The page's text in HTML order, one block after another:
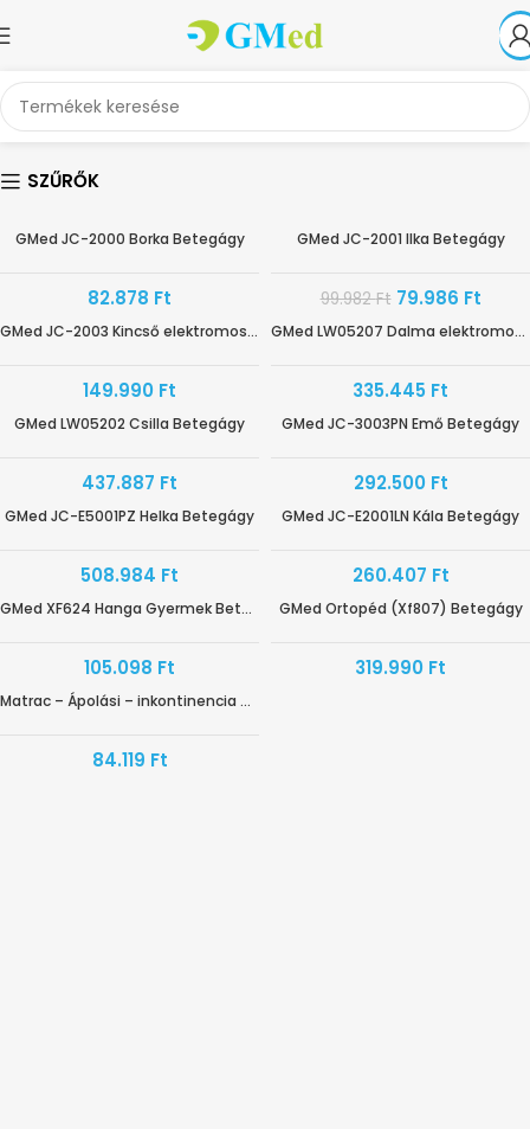
SZŰRŐK
GMed JC-2000 Borka Betegágy
82.878 Ft
GMed JC-2001 Ilka Betegágy
99.982Ft 79.986 Ft
GMed JC-2003 Kincső elektromos betegágy
149.990 Ft
GMed LW05207 Dalma elektromos betegágy
335.445 Ft
GMed LW05202 Csilla Betegágy
437.887 Ft
GMed JC-3003PN Emő Betegágy
292.500 Ft
GMed JC-E5001PZ Helka Betegágy
508.984 Ft
GMed JC-E2001LN Kála Betegágy
260.407 Ft
GMed XF624 Hanga Gyermek Betegágy
105.098 Ft
GMed Ortopéd (Xf807) Betegágy
319.990 Ft
HAMAROSAN ÉRKEZIK
Matrac – Ápolási – inkontinencia huzattal
84.119 Ft